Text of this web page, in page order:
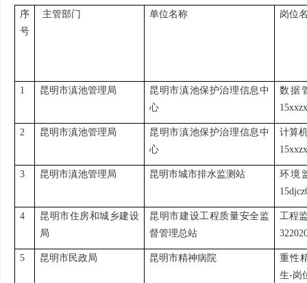
序
号
主管部门 单位名称 岗位
1 昆明市滇池管理局
昆明市滇池保护治理信息中
心
数据
2 昆明市滇池管理局
昆明市滇池保护治理信息中
心
计算
3 昆明市滇池管理局 昆明市城市排水监测站
环境
4
昆明市住房和城乡建设
局
昆明市建设工程质量安全监
督管理总站
工程
5 昆明市民政局 昆明市精神病院
重性
生-岗